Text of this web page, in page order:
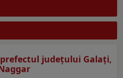
judeţului Galaţi,